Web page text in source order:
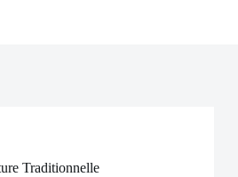
Traditionnelle